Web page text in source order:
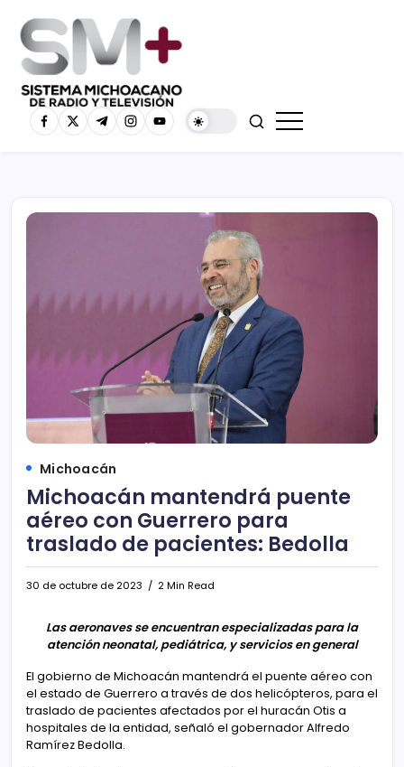
Michoacán
Michoacán mantendrá puente
aéreo con Guerrero para
traslado de pacientes: Bedolla
30 de octubre de 2023 2 Min Read
Las aeronaves se encuentran especializadas para la
atención neonatal, pediátrica, y servicios en general
El gobierno de Michoacán mantendrá el puente aéreo con
el estado de Guerrero a través de dos helicópteros, para el
traslado de pacientes afectados por el huracán Otis a
hospitales de la entidad, señaló el gobernador Alfredo
Ramírez Bedolla.